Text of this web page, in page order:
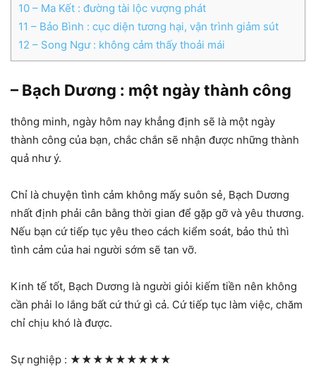
10 – Ma Kết : đường tài lộc vượng phát
11 – Bảo Bình : cục diện tương hại, vận trình giảm sút
12 – Song Ngư : không cảm thấy thoải mái
– Bạch Dương : một ngày thành công
thông minh, ngày hôm nay khẳng định sẽ là một ngày
thành công của bạn, chắc chắn sẽ nhận được những thành
quả như ý.
Chỉ là chuyện tình cảm không mấy suôn sẻ, Bạch Dương
nhất định phải cân bằng thời gian để gặp gỡ và yêu thương.
Nếu bạn cứ tiếp tục yêu theo cách kiểm soát, bảo thủ thì
tình cảm của hai người sớm sẽ tan vỡ.
Kinh tế tốt, Bạch Dương là người giỏi kiếm tiền nên không
cần phải lo lắng bất cứ thứ gì cả. Cứ tiếp tục làm việc, chăm
chỉ chịu khó là được.
Sự nghiệp : ★★★★★★★★★